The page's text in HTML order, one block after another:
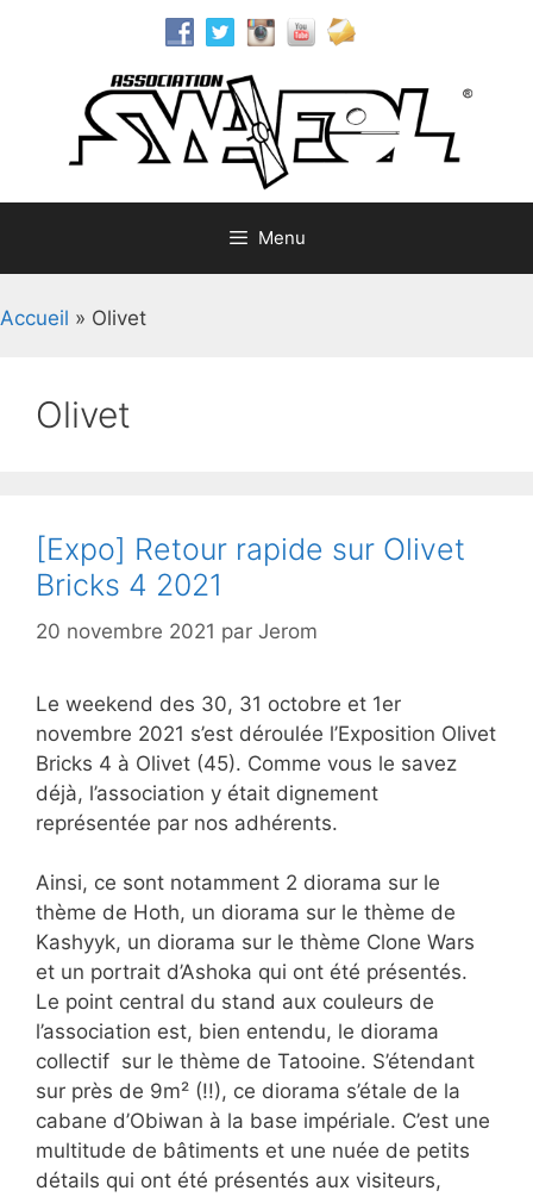
Menu
Accueil » Olivet
Olivet
[Expo] Retour rapide sur Olivet
Bricks 4 2021
20 novembre 2021 par Jerom
Le weekend des 30, 31 octobre et 1er
novembre 2021 s’est déroulée l’Exposition Olivet
Bricks 4 à Olivet (45). Comme vous le savez
déjà, l’association y était dignement
représentée par nos adhérents.
Ainsi, ce sont notamment 2 diorama sur le
thème de Hoth, un diorama sur le thème de
Kashyyk, un diorama sur le thème Clone Wars
et un portrait d’Ashoka qui ont été présentés.
Le point central du stand aux couleurs de
l’association est, bien entendu, le diorama
collectif sur le thème de Tatooine. S’étendant
sur près de 9m² (!!), ce diorama s’étale de la
cabane d’Obiwan à la base impériale. C’est une
multitude de bâtiments et une nuée de petits
détails qui ont été présentés aux visiteurs,